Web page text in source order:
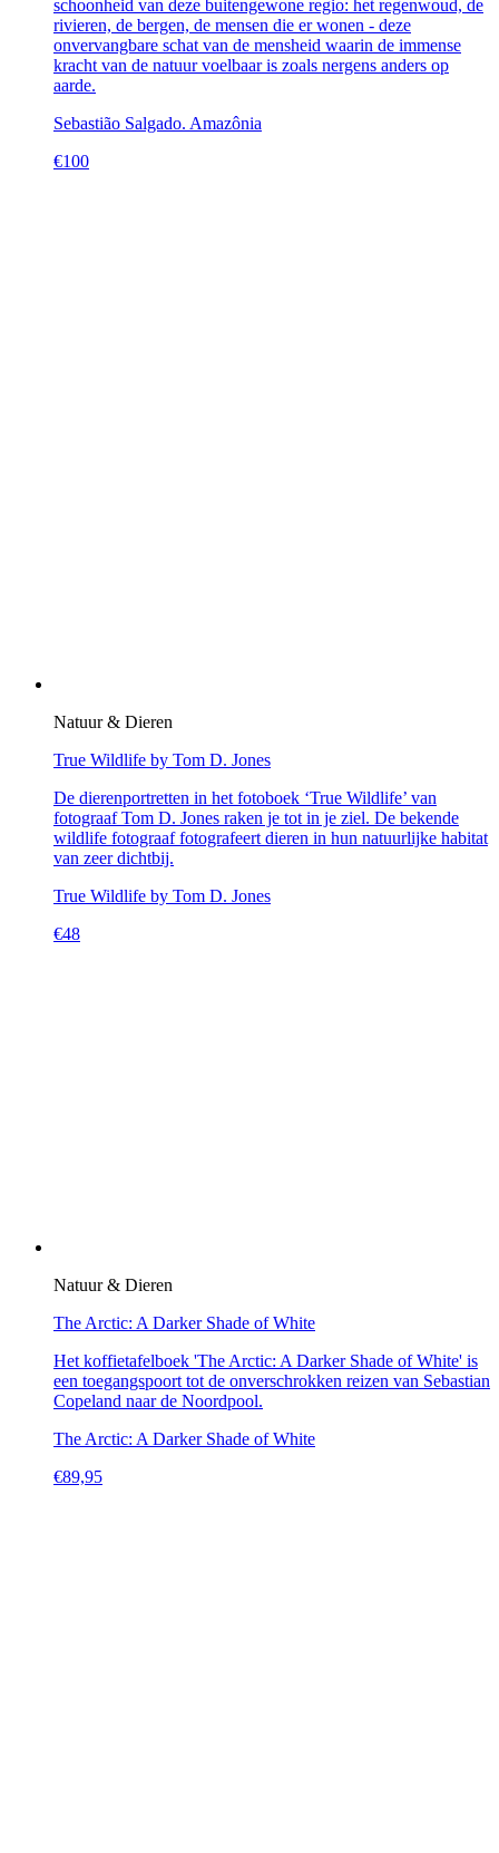
schoonheid van deze buitengewone regio: het regenwoud, de
rivieren, de bergen, de mensen die er wonen - deze
onvervangbare schat van de mensheid waarin de immense
kracht van de natuur voelbaar is zoals nergens anders op
aarde.
Sebastião Salgado. Amazônia
€100
Natuur & Dieren
True Wildlife by Tom D. Jones
De dierenportretten in het fotoboek ‘True Wildlife’ van
fotograaf Tom D. Jones raken je tot in je ziel. De bekende
wildlife fotograaf fotografeert dieren in hun natuurlijke habitat
van zeer dichtbij.
True Wildlife by Tom D. Jones
€48
Natuur & Dieren
The Arctic: A Darker Shade of White
Het koffietafelboek 'The Arctic: A Darker Shade of White' is
een toegangspoort tot de onverschrokken reizen van Sebastian
Copeland naar de Noordpool.
The Arctic: A Darker Shade of White
€89,95